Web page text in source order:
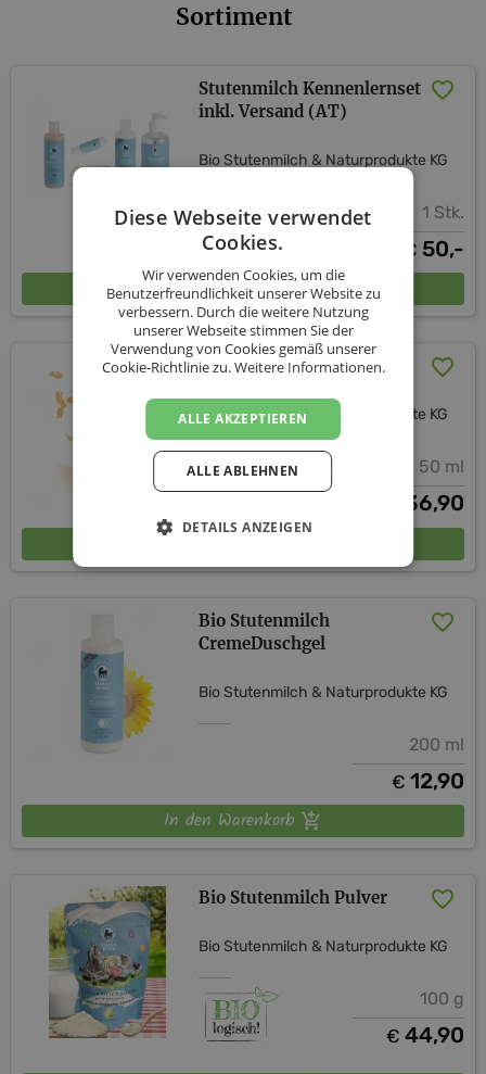
Sortiment
Stutenmilch Kennenlernset
inkl. Versand (AT)
Bio Stutenmilch & Naturprodukte KG
1 Stk.
€ 50,-
In den Warenkorb
24h Rosencreme
Bio Stutenmilch & Naturprodukte KG
50 ml
36,90
In den Warenkorb
Bio Stutenmilch
CremeDuschgel
Bio Stutenmilch & Naturprodukte KG
200 ml
€ 12,90
In den Warenkorb
Bio Stutenmilch Pulver
Bio Stutenmilch & Naturprodukte KG
100 g
€ 44,90
Diese Webseite verwendet
Cookies.
Wir verwenden Cookies, um die
Benutzerfreundlichkeit unserer Website zu
verbessern. Durch die weitere Nutzung
unserer Webseite stimmen Sie der
Verwendung von Cookies gemäß unserer
Cookie-Richtlinie zu.Weitere Informationen.
ALLE AKZEPTIEREN
ALLE ABLEHNEN
DETAILS ANZEIGEN